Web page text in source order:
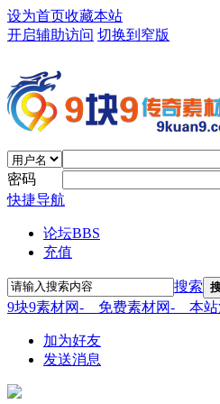
设为首页收藏本站
开启辅助访问 切换到窄版
密码
快捷导航
论坛BBS
充值
搜索
9块9素材网-＿免费素材网-＿本
加为好友
发送消息